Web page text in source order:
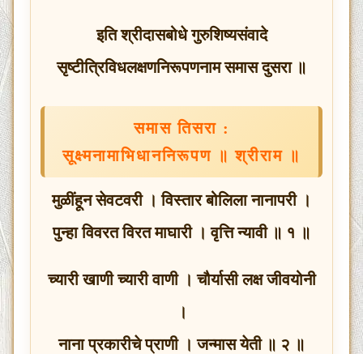
इति श्रीदासबोधे गुरुशिष्यसंवादे
सृष्टीत्रिविधलक्षणनिरूपणनाम समास दुसरा ॥
समास तिसरा :
सूक्ष्मनामाभिधाननिरूपण ॥ श्रीराम ॥
मुळींहून सेवटवरी । विस्तार बोलिला नानापरी ।
पुन्हा विवरत विरत माघारी । वृत्ति न्यावी ॥ १ ॥
च्यारी खाणी च्यारी वाणी । चौर्यासी लक्ष जीवयोनी
।
नाना प्रकारीचे प्राणी । जन्मास येती ॥ २ ॥